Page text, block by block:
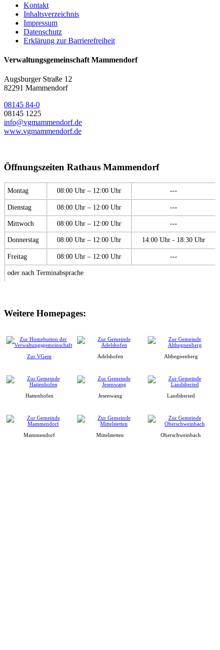
Kontakt
Inhaltsverzeichnis
Impressum
Datenschutz
Erklärung zur Barrierefreiheit
Verwaltungsgemeinschaft Mammendorf
Augsburger Straße 12
82291 Mammendorf
08145 84-0
08145 1225
info@vgmammendorf.de
www.vgmammendorf.de
Öffnungszeiten Rathaus Mammendorf
Montag 08:00 Uhr – 12:00 Uhr ---
Dienstag 08:00 Uhr – 12:00 Uhr ---
Mittwoch 08:00 Uhr – 12:00 Uhr ---
Donnerstag 08:00 Uhr – 12:00 Uhr 14:00 Uhr - 18:30 Uhr
Freitag 08:00 Uhr – 12:00 Uhr ---
oder nach Terminabsprache
Weitere Homepages:
Zur VGem Adelshofen Althegnenberg
Hattenhofen Jesenwang Landsberied
Mammendorf Mittelstetten Oberschweinbach